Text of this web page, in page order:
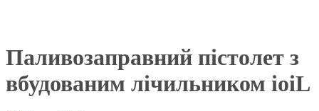
Паливозаправний пістолет з
вбудованим лічильником ioiL